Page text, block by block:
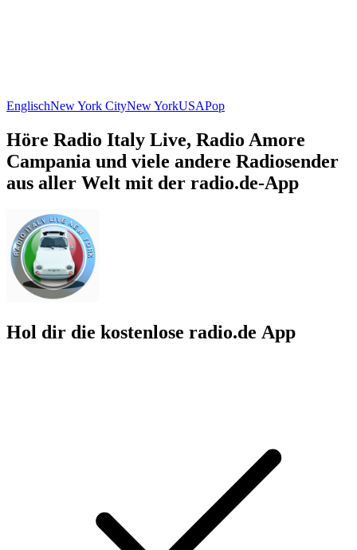
EnglischNew York CityNew YorkUSAPop
Höre Radio Italy Live, Radio Amore
Campania und viele andere Radiosender
aus aller Welt mit der radio.de-App
Hol dir die kostenlose radio.de App